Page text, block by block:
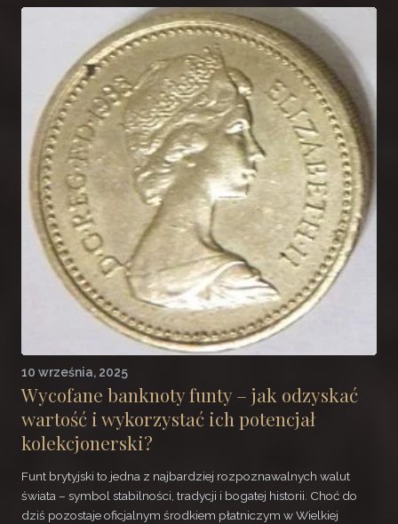
10 września, 2025
Wycofane banknoty funty – jak odzyskać
wartość i wykorzystać ich potencjał
kolekcjonerski?
Funt brytyjski to jedna z najbardziej rozpoznawalnych walut
świata – symbol stabilności, tradycji i bogatej historii. Choć do
dziś pozostaje oficjalnym środkiem płatniczym w Wielkiej